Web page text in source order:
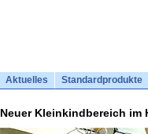
Aktuelles Standardprodukte
Neuer Kleinkindbereich im